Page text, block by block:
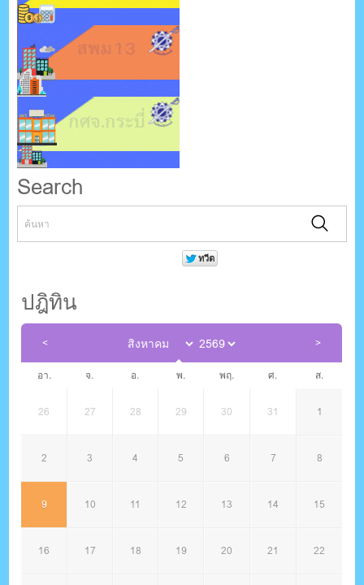
Search
ปฎิทิน
อา. จ. อ. พ. พฤ. ศ. ส.
26 27 28 29 30 31 1
2 3 4 5 6 7 8
9 10 11 12 13 14 15
16 17 18 19 20 21 22